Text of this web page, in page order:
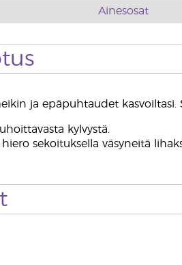
Ainesosat
ja epäpuhtaudet kasvoiltasi.
kylvystä.
sekoituksella väsyneitä